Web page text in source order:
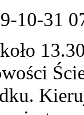
10-31